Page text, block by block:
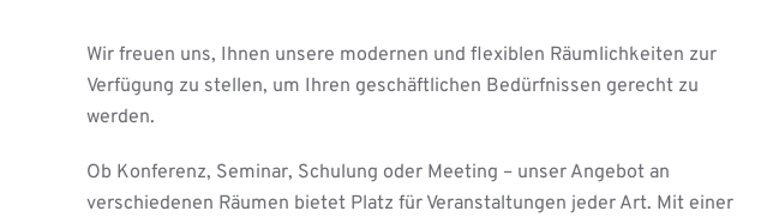
Wir freuen uns, Ihnen unsere modernen und flexiblen Räumlichkeiten zur
Verfügung zu stellen, um Ihren geschäftlichen Bedürfnissen gerecht zu
werden.
Ob Konferenz, Seminar, Schulung oder Meeting – unser Angebot an
verschiedenen Räumen bietet Platz für Veranstaltungen jeder Art. Mit einer